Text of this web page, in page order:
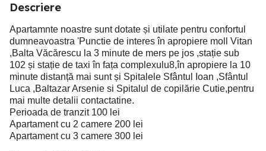
Descriere
Apartamnte noastre sunt dotate și utilate pentru confortul
dumneavoastra 'Punctie de interes în apropiere moll Vitan
,Balta Văcărescu la 3 minute de mers pe jos ,stație sub
102 și stație de taxi în fața complexulu8,în apropiere la 10
minute distanță mai sunt și Spitalele Sfântul Ioan ,Sfântul
Luca ,Baltazar Arsenie si Spitalul de copilărie Cutie,pentru
mai multe detalii contactatine.
Perioada de tranzit 100 lei
Apartament cu 2 camere 200 lei
Apartament cu 3 camere 300 lei